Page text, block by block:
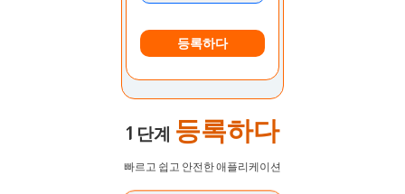
등록하다
1 단계 등록하다
빠르고 쉽고 안전한 애플리케이션